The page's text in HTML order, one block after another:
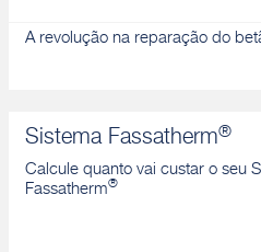
A revolução na reparação do
Sistema Fassatherm®
Calcule quanto vai custar o seu
Fassatherm®